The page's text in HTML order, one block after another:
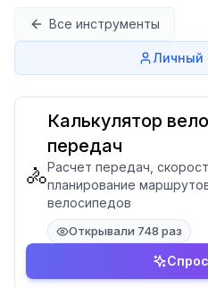
Все инструменты
Личный
🚴
Калькулятор
передач
Расчет передач,
планирование
велосипедов
Открывали 748 раз